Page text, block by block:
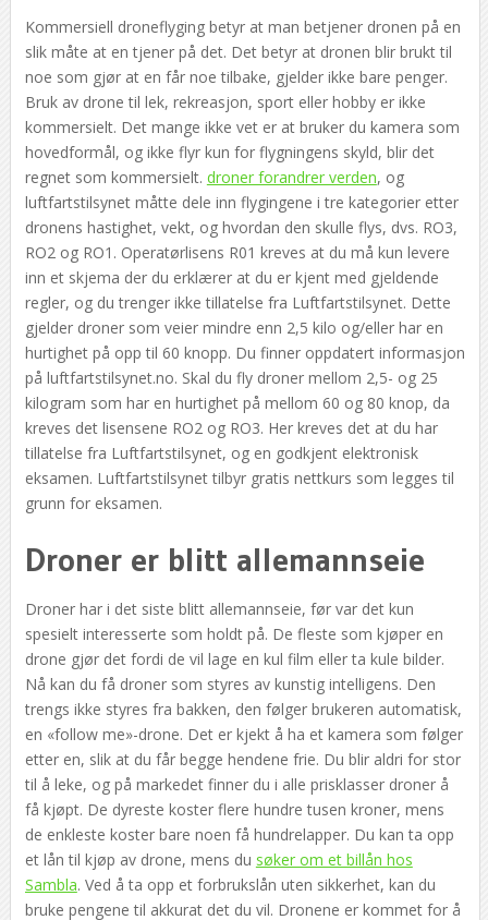
Kommersiell droneflyging betyr at man betjener dronen på en
slik måte at en tjener på det. Det betyr at dronen blir brukt til
noe som gjør at en får noe tilbake, gjelder ikke bare penger.
Bruk av drone til lek, rekreasjon, sport eller hobby er ikke
kommersielt. Det mange ikke vet er at bruker du kamera som
hovedformål, og ikke flyr kun for flygningens skyld, blir det
regnet som kommersielt. droner forandrer verden, og
luftfartstilsynet måtte dele inn flygingene i tre kategorier etter
dronens hastighet, vekt, og hvordan den skulle flys, dvs. RO3,
RO2 og RO1. Operatørlisens R01 kreves at du må kun levere
inn et skjema der du erklærer at du er kjent med gjeldende
regler, og du trenger ikke tillatelse fra Luftfartstilsynet. Dette
gjelder droner som veier mindre enn 2,5 kilo og/eller har en
hurtighet på opp til 60 knopp. Du finner oppdatert informasjon
på luftfartstilsynet.no. Skal du fly droner mellom 2,5- og 25
kilogram som har en hurtighet på mellom 60 og 80 knop, da
kreves det lisensene RO2 og RO3. Her kreves det at du har
tillatelse fra Luftfartstilsynet, og en godkjent elektronisk
eksamen. Luftfartstilsynet tilbyr gratis nettkurs som legges til
grunn for eksamen.
Droner er blitt allemannseie
Droner har i det siste blitt allemannseie, før var det kun
spesielt interesserte som holdt på. De fleste som kjøper en
drone gjør det fordi de vil lage en kul film eller ta kule bilder.
Nå kan du få droner som styres av kunstig intelligens. Den
trengs ikke styres fra bakken, den følger brukeren automatisk,
en «follow me»-drone. Det er kjekt å ha et kamera som følger
etter en, slik at du får begge hendene frie. Du blir aldri for stor
til å leke, og på markedet finner du i alle prisklasser droner å
få kjøpt. De dyreste koster flere hundre tusen kroner, mens
de enkleste koster bare noen få hundrelapper. Du kan ta opp
et lån til kjøp av drone, mens du søker om et billån hos
Sambla. Ved å ta opp et forbrukslån uten sikkerhet, kan du
bruke pengene til akkurat det du vil. Dronene er kommet for å